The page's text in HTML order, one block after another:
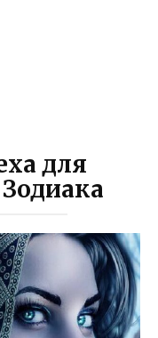
для